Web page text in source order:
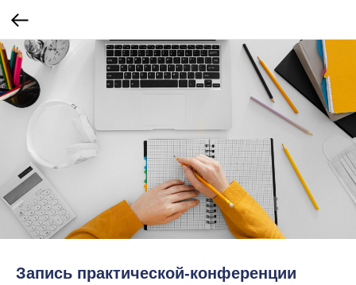
Запись практической-конференции